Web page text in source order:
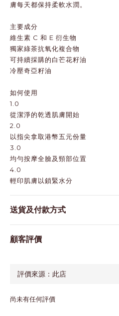
膚每天都保持柔軟水潤。
主要成分
維生素 C 和 E 衍生物
獨家綠茶抗氧化複合物
可持續採購的白芒花籽油
冷壓奇亞籽油
如何使用
1.0
從潔淨的乾透肌膚開始
2.0
以指尖拿取港幣五元份量
3.0
均勻按摩全臉及頸部位置
4.0
輕印肌膚以鎖緊水分
送貨及付款方式
顧客評價
尚未有任何評價